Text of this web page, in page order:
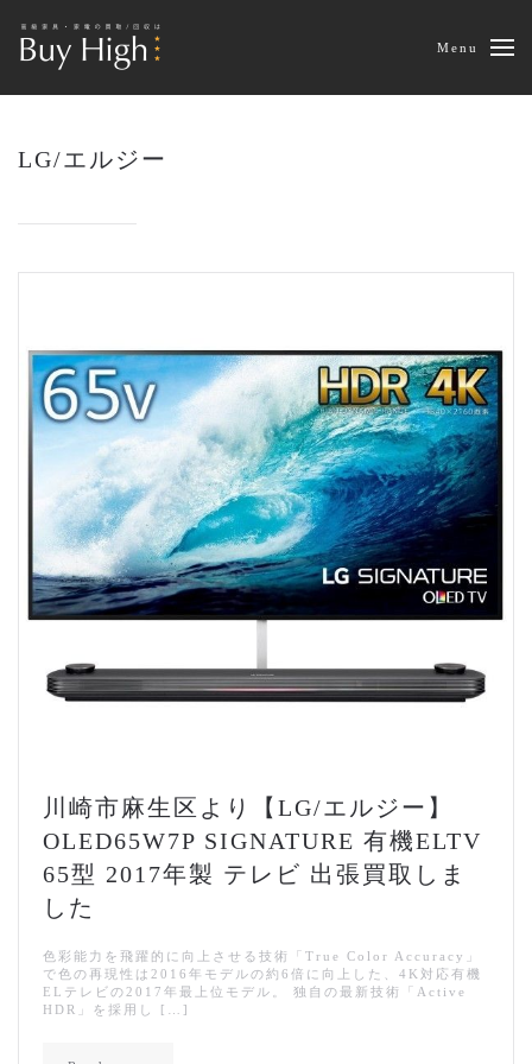
Menu
LG/エルジー
川崎市麻生区より【LG/エルジー】
OLED65W7P SIGNATURE 有機ELTV
65型 2017年製 テレビ 出張買取しま
した
色彩能力を飛躍的に向上させる技術「True Color Accuracy」
で色の再現性は2016年モデルの約6倍に向上した、4K対応有機
ELテレビの2017年最上位モデル。 独自の最新技術「Active
HDR」を採用し […]